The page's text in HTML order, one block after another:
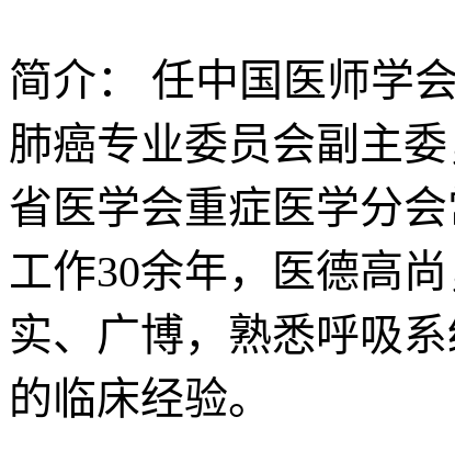
简介：
任中国医师学
肺癌专业委员会副主
省医学会重症医学分
工作30余年，医德高
实、广博，熟悉呼吸
的临床经验。